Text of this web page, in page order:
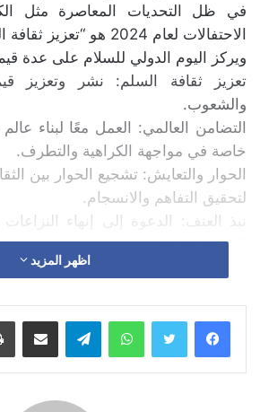
في ظل التحديات المعاصرة مثل
الاحتفالات لعام 2024 هو “تعزيز ثقافة السلام”.
ويركز اليوم الدولي للسلام على عدة
تعزيز ثقافة السلم: نشر وتعزيز
والشعوب.
التضامن العالمي: العمل معًا لبناء
خاصة في مواجهة الكراهية والتطرف.
الحوار والتعايش: تشجيع الحوار بين
لتحقيق التفاهم والانسجام.
نبذ العنف: الدعوة إلى إنهاء
الوسائل السلمية.
تسعى هذه القيم إلى بناء مجتمعات أكثر
المغرب يلعب دورًا بارزًا في تعزيز
خلال عدة مبادرات، أبرزها:
المغرب من أكبر الدول المساهمة
اظهر المزيد
واتساب تيلقرام مشاركة عبر